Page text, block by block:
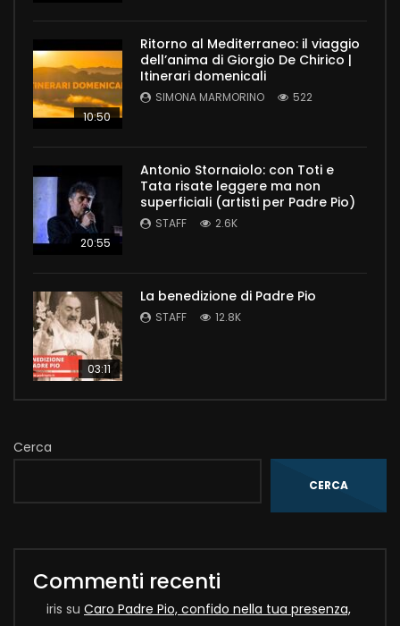
10:50
Ritorno al Mediterraneo: il viaggio
dell’anima di Giorgio De Chirico |
Itinerari domenicali
SIMONA MARMORINO 522
20:55
Antonio Stornaiolo: con Toti e
Tata risate leggere ma non
superficiali (artisti per Padre Pio)
STAFF 2.6K
03:11
La benedizione di Padre Pio
STAFF 12.8K
Cerca
CERCA
Commenti recenti
iris su Caro Padre Pio, confido nella tua presenza,